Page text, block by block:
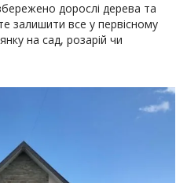
дорослі дерева та
залишити все у первісному
на сад, розарій чи